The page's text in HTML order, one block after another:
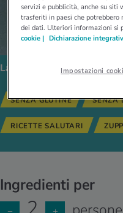
La ricetta segue i seguenti
SENZA GLUTINE SENZA
RICETTE SALUTARI
Ingredienti per
servizi e pubblicità, anche su siti
trasferiti in paesi che potrebbero
dei dati. Ulteriori informazioni si
cookie | Dichiarazione
Impostazioni